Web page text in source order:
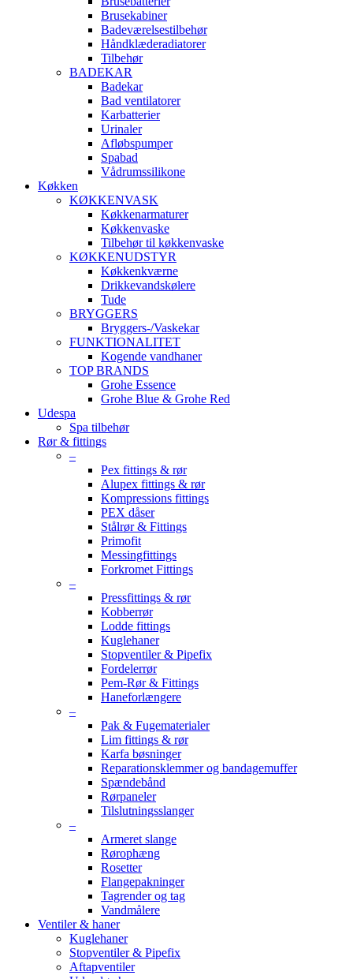
Brusekabiner
Badeværelsestilbehør
Håndklæderadiatorer
Tilbehør
BADEKAR
Badekar
Bad ventilatorer
Karbatterier
Urinaler
Afløbspumper
Spabad
Vådrumssilikone
Køkken
KØKKENVASK
Køkkenarmaturer
Køkkenvaske
Tilbehør til køkkenvaske
KØKKENUDSTYR
Køkkenkværne
Drikkevandskølere
Tude
BRYGGERS
Bryggers-/Vaskekar
FUNKTIONALITET
Kogende vandhaner
TOP BRANDS
Grohe Essence
Grohe Blue & Grohe Red
Udespa
Spa tilbehør
Rør & fittings
–
Pex fittings & rør
Alupex fittings & rør
Kompressions fittings
PEX dåser
Stålrør & Fittings
Primofit
Messingfittings
Forkromet Fittings
–
Pressfittings & rør
Kobberrør
Lodde fittings
Kuglehaner
Stopventiler & Pipefix
Fordelerrør
Pem-Rør & Fittings
Haneforlængere
–
Pak & Fugematerialer
Lim fittings & rør
Karfa bøsninger
Reparationsklemmer og bandagemuffer
Spændebånd
Rørpaneler
Tilslutningsslanger
–
Armeret slange
Rørophæng
Rosetter
Flangepakninger
Tagrender og tag
Vandmålere
Ventiler & haner
Kuglehaner
Stopventiler & Pipefix
Aftapventiler